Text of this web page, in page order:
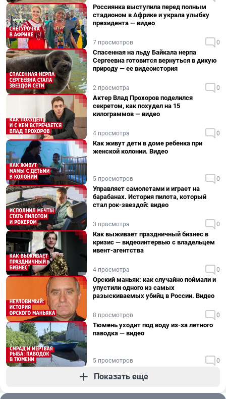
Россиянка выступила перед полным
стадионом в Африке и украла улыбку
президента — видео
7 просмотров 0
Спасенная на льду Байкала нерпа
Сергеевна готовится вернуться в дикую
природу — ее видеоистория
2 просмотра 0
Актер Влад Прохоров поделился
секретом, как похудел на 15
килограммов — видео
4 просмотра 0
Как живут дети в доме ребенка при
женской колонии. Видео
5 просмотров 0
Управляет самолетами и играет на
барабанах. История пилота, который
стал рок-звездой: видео
3 просмотра 0
Как выживает праздничный бизнес в
кризис — видеоинтервью с владельцем
ивент-агентства
4 просмотра 0
Орский маньяк: как случайно поймали и
упустили одного из самых
разыскиваемых убийц в России. Видео
8 просмотров 0
Тюмень уходит под воду из-за летного
паводка — видео
5 просмотров 0
Показать еще